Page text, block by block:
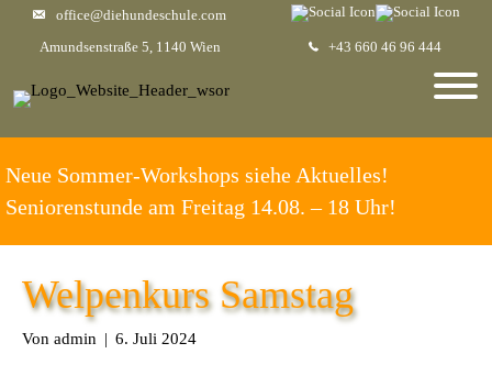
office@diehundeschule.com
+43 660 46 96 444
Amundsenstraße 5, 1140 Wien
Neue Sommer-Workshops siehe Aktuelles!
Seniorenstunde am Freitag 14.08. – 18 Uhr!
Welpenkurs Samstag
Von admin | 6. Juli 2024